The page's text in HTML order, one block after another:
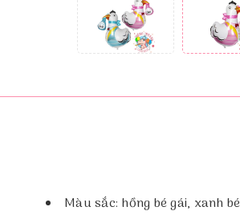
Màu sắc: hồng bé gái, xanh